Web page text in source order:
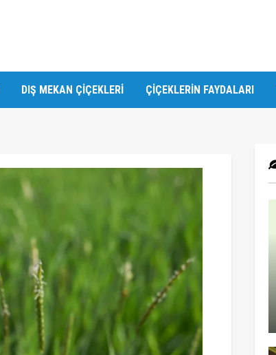
DIŞ MEKAN ÇIÇEKLERI ÇIÇEKLERIN FAYDALARI